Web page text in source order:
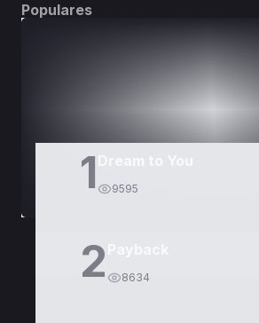
Populares
1 9595
2 8634